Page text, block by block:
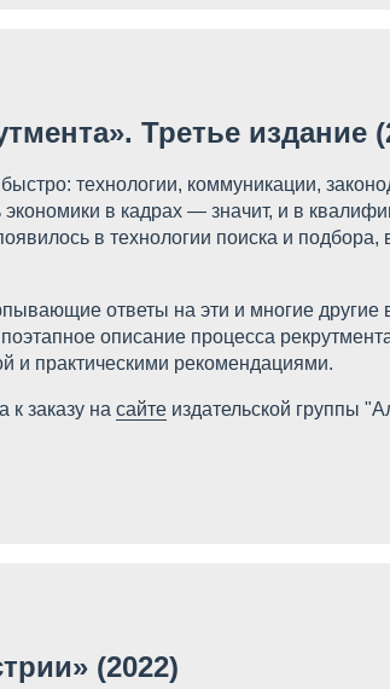
Третье издание
технологии, коммуникации,
экономики в кадрах — значит, и в
в технологии поиска и подбора,
ответы на эти и многие
описание процесса
и практическими рекомендациями.
к заказу насайте издательской группы
(2022)